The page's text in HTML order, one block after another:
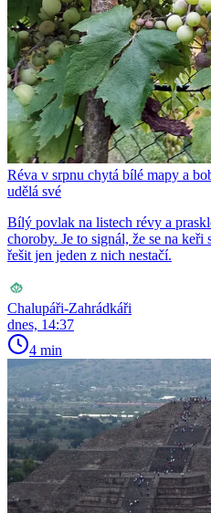
Réva v srpnu chytá bílé mapy a
udělá své
Bílý povlak na listech révy a
choroby. Je to signál, že se na
řešit jen jeden z nich nestačí.
Chalupáři-Zahrádkáři
dnes, 14:37
4 min